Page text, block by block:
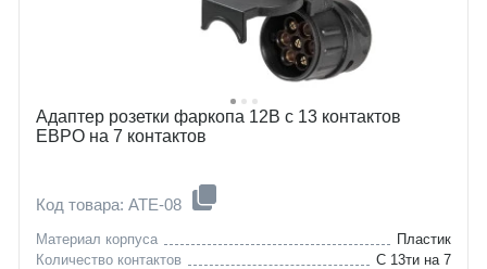
Адаптер розетки фаркопа 12В с 13 контактов
ЕВРО на 7 контактов
Код товара: ATE-08
Материал корпуса
Пластик
Количество контактов
С 13ти на 7